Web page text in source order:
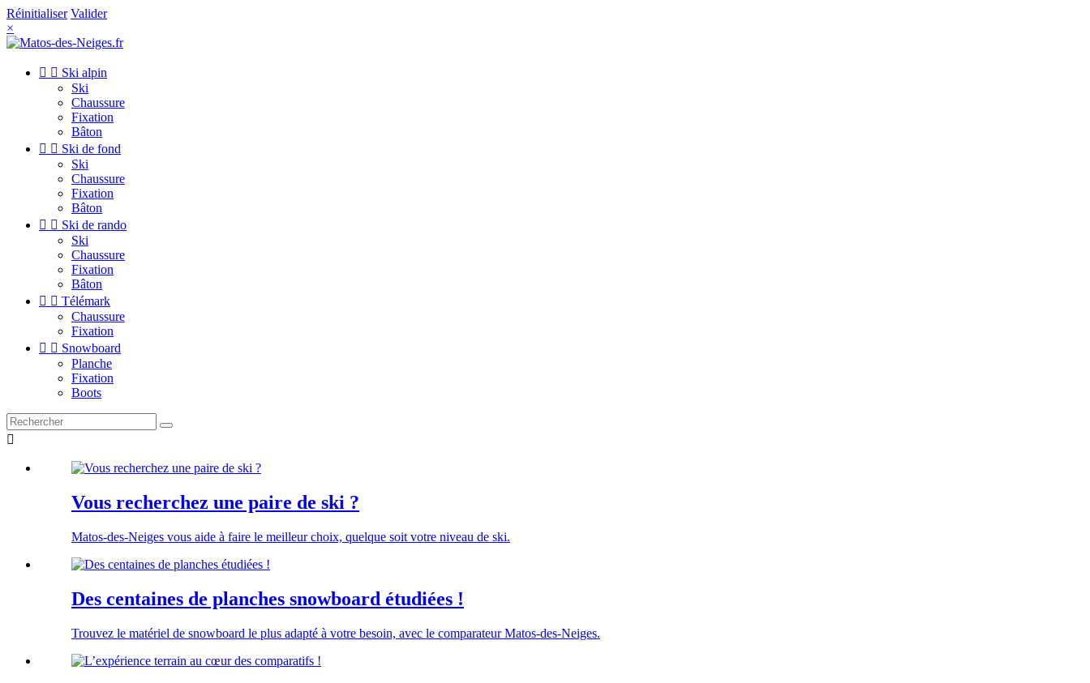
Réinitialiser Valider
×
  Ski alpin
Ski
Chaussure
Fixation
Bâton
  Ski de fond
Ski
Chaussure
Fixation
Bâton
  Ski de rando
Ski
Chaussure
Fixation
Bâton
  Télémark
Chaussure
Fixation
  Snowboard
Planche
Fixation
Boots

Vous recherchez une paire de ski ?
Matos-des-Neiges vous aide à faire le meilleur choix, quelque soit votre niveau de ski.
Des centaines de planches snowboard étudiées !
Trouvez le matériel de snowboard le plus adapté à votre besoin, avec le comparateur Matos-des-Neiges.